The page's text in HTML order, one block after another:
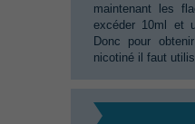
maintenant les
excéder‭ ‬10ml et
‬Donc pour
nicotiné il faut